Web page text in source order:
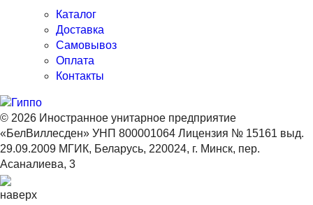
Каталог
Доставка
Самовывоз
Оплата
Контакты
© 2026 Иностранное унитарное предприятие
«БелВиллесден» УНП 800001064 Лицензия № 15161 выд.
29.09.2009 МГИК, Беларусь, 220024, г. Минск, пер.
Асаналиева, 3
наверх